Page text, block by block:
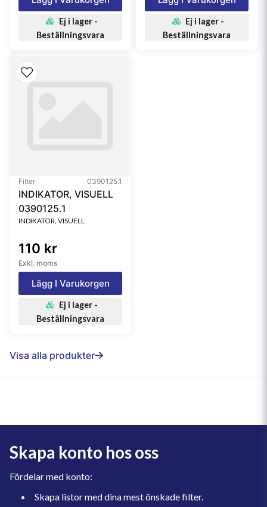
Ej i lager -
Beställningsvara
Ej i lager -
Beställningsvara
Filter 0390125.1
INDIKATOR, VISUELL
0390125.1
INDIKATOR, VISUELL
110 kr
Exkl. moms
Lägg I Varukorgen
Ej i lager -
Beställningsvara
Visa alla produkter
Skapa konto hos oss
Fördelar med konto:
Skapa listor med dina mest önskade filter.